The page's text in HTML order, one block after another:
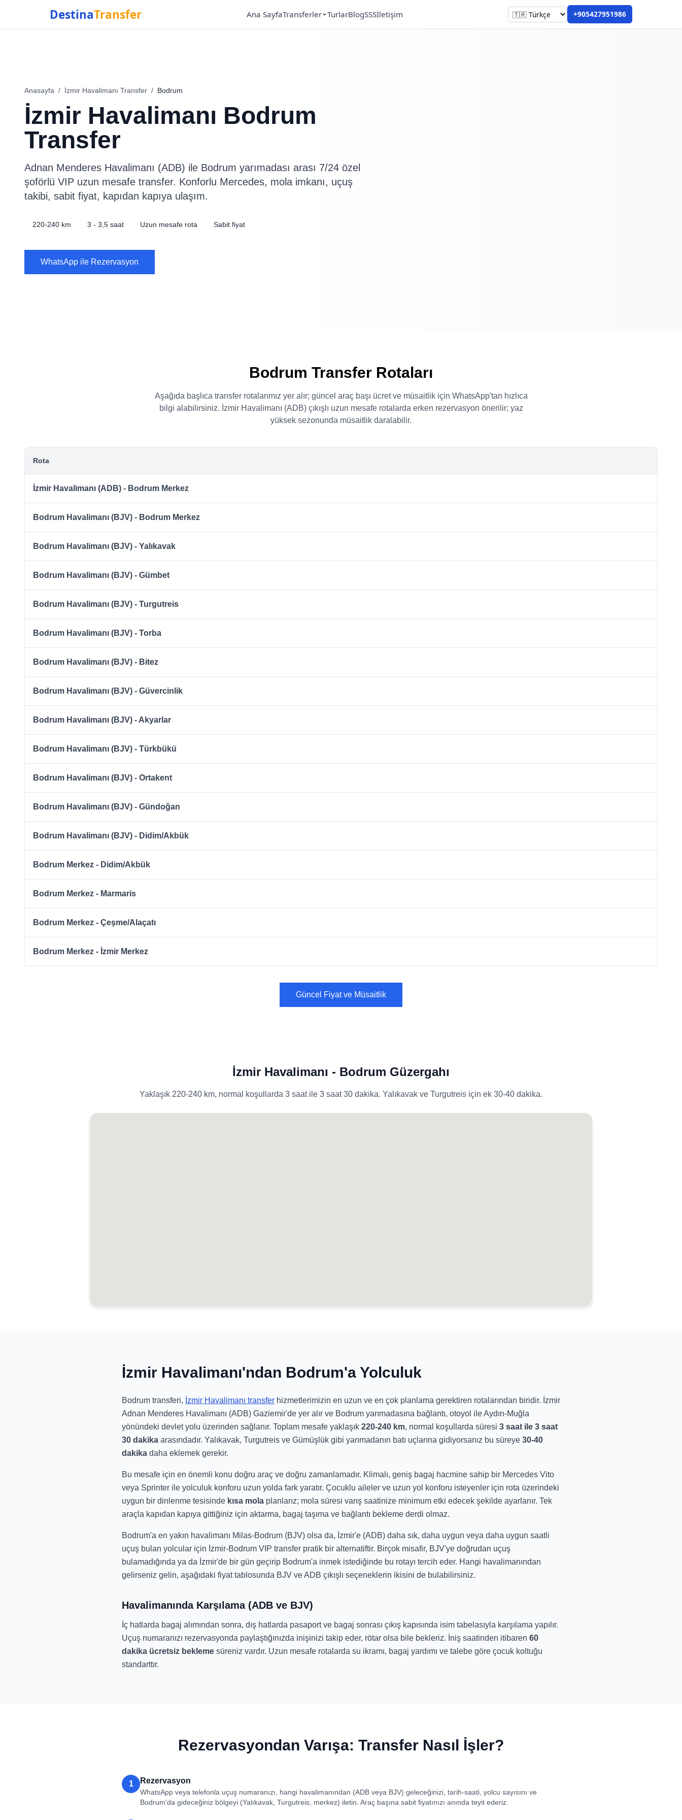
DestinaTransfer Ana SayfaTransferler TurlarBlogSSSİletişim +905427951986
Anasayfa / İzmir Havalimanı Transfer / Bodrum
İzmir Havalimanı Bodrum
Transfer
Adnan Menderes Havalimanı (ADB) ile Bodrum yarımadası arası 7/24 özel
şoförlü VIP uzun mesafe transfer. Konforlu Mercedes, mola imkanı, uçuş
takibi, sabit fiyat, kapıdan kapıya ulaşım.
220-240 km 3 - 3,5 saat Uzun mesafe rota Sabit fiyat
WhatsApp ile Rezervasyon
Bodrum Transfer Rotaları
Aşağıda başlıca transfer rotalarımız yer alır; güncel araç başı ücret ve müsaitlik için WhatsApp'tan hızlıca
bilgi alabilirsiniz. İzmir Havalimanı (ADB) çıkışlı uzun mesafe rotalarda erken rezervasyon önerilir; yaz
yüksek sezonunda müsaitlik daralabilir.
Rota
İzmir Havalimanı (ADB) - Bodrum Merkez
Bodrum Havalimanı (BJV) - Bodrum Merkez
Bodrum Havalimanı (BJV) - Yalıkavak
Bodrum Havalimanı (BJV) - Gümbet
Bodrum Havalimanı (BJV) - Turgutreis
Bodrum Havalimanı (BJV) - Torba
Bodrum Havalimanı (BJV) - Bitez
Bodrum Havalimanı (BJV) - Güvercinlik
Bodrum Havalimanı (BJV) - Akyarlar
Bodrum Havalimanı (BJV) - Türkbükü
Bodrum Havalimanı (BJV) - Ortakent
Bodrum Havalimanı (BJV) - Gündoğan
Bodrum Havalimanı (BJV) - Didim/Akbük
Bodrum Merkez - Didim/Akbük
Bodrum Merkez - Marmaris
Bodrum Merkez - Çeşme/Alaçatı
Bodrum Merkez - İzmir Merkez
Güncel Fiyat ve Müsaitlik
İzmir Havalimanı - Bodrum Güzergahı
Yaklaşık 220-240 km, normal koşullarda 3 saat ile 3 saat 30 dakika. Yalıkavak ve Turgutreis için ek 30-40 dakika.
İzmir Havalimanı'ndan Bodrum'a Yolculuk
Bodrum transferi, İzmir Havalimanı transfer hizmetlerimizin en uzun ve en çok planlama gerektiren rotalarından biridir. İzmir
Adnan Menderes Havalimanı (ADB) Gaziemir'de yer alır ve Bodrum yarımadasına bağlantı, otoyol ile Aydın-Muğla
yönündeki devlet yolu üzerinden sağlanır. Toplam mesafe yaklaşık 220-240 km, normal koşullarda süresi 3 saat ile 3 saat
30 dakika arasındadır. Yalıkavak, Turgutreis ve Gümüşlük gibi yarımadanın batı uçlarına gidiyorsanız bu süreye 30-40
dakika daha eklemek gerekir.
Bu mesafe için en önemli konu doğru araç ve doğru zamanlamadır. Klimalı, geniş bagaj hacmine sahip bir Mercedes Vito
veya Sprinter ile yolculuk konforu uzun yolda fark yaratır. Çocuklu aileler ve uzun yol konforu isteyenler için rota üzerindeki
uygun bir dinlenme tesisinde kısa mola planlarız; mola süresi varış saatinize minimum etki edecek şekilde ayarlanır. Tek
araçla kapıdan kapıya gittiğiniz için aktarma, bagaj taşıma ve bağlantı bekleme derdi olmaz.
Bodrum'a en yakın havalimanı Milas-Bodrum (BJV) olsa da, İzmir'e (ADB) daha sık, daha uygun veya daha uygun saatli
uçuş bulan yolcular için İzmir-Bodrum VIP transfer pratik bir alternatiftir. Birçok misafir, BJV'ye doğrudan uçuş
bulamadığında ya da İzmir'de bir gün geçirip Bodrum'a inmek istediğinde bu rotayı tercih eder. Hangi havalimanından
gelirseniz gelin, aşağıdaki fiyat tablosunda BJV ve ADB çıkışlı seçeneklerin ikisini de bulabilirsiniz.
Havalimanında Karşılama (ADB ve BJV)
İç hatlarda bagaj alımından sonra, dış hatlarda pasaport ve bagaj sonrası çıkış kapısında isim tabelasıyla karşılama yapılır.
Uçuş numaranızı rezervasyonda paylaştığınızda inişinizi takip eder, rötar olsa bile bekleriz. İniş saatinden itibaren 60
dakika ücretsiz bekleme süreniz vardır. Uzun mesafe rotalarda su ikramı, bagaj yardımı ve talebe göre çocuk koltuğu
standarttır.
Rezervasyondan Varışa: Transfer Nasıl İşler?
1 Rezervasyon
WhatsApp veya telefonla uçuş numaranızı, hangi havalimanından (ADB veya BJV) geleceğinizi, tarih-saati, yolcu sayısını ve
Bodrum'da gideceğiniz bölgeyi (Yalıkavak, Turgutreis, merkez) iletin. Araç başına sabit fiyatınızı anında teyit ederiz.